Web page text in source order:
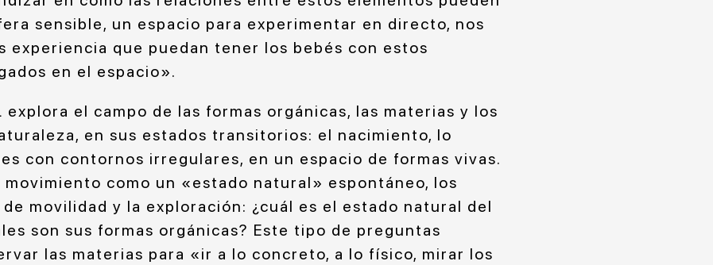
sensible, un espacio para experimentar en directo, nos
experiencia que puedan tener los bebés con estos
en el espacio».
explora el campo de las formas orgánicas, las materias y los
en sus estados transitorios: el nacimiento, lo
con contornos irregulares, en un espacio de formas vivas.
movimiento como un «estado natural» espontáneo, los
movilidad y la exploración: ¿cuál es el estado natural del
son sus formas orgánicas? Este tipo de preguntas
las materias para «ir a lo concreto, a lo físico, mirar los